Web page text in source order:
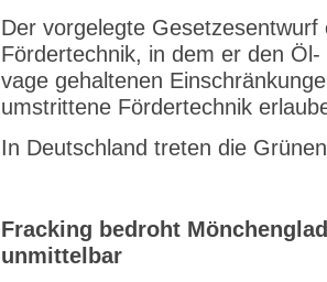
Der vorgelegte
Fördertechnik, in dem er den
vage gehaltenen
umstrittene Fördertechnik
In Deutschland treten die
Fracking bedroht
unmittelbar